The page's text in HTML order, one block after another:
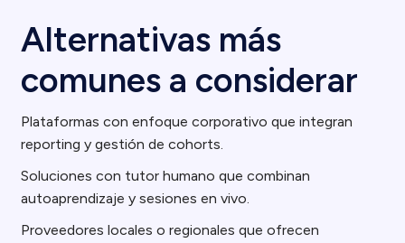
Alternativas más
comunes a considerar
Plataformas con enfoque corporativo que integran
reporting y gestión de cohorts.
Soluciones con tutor humano que combinan
autoaprendizaje y sesiones en vivo.
Proveedores locales o regionales que ofrecen